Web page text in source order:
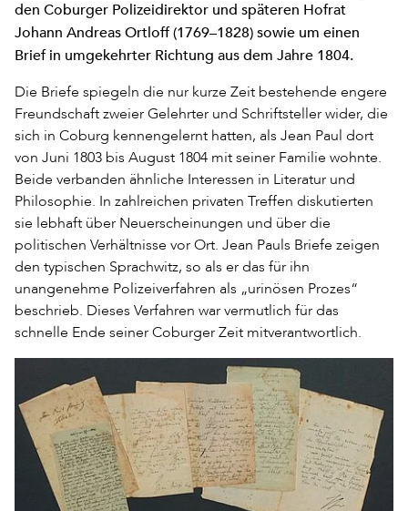
den Coburger Polizeidirektor und späteren Hofrat
Johann Andreas Ortloff (1769–1828) sowie um einen
Brief in umgekehrter Richtung aus dem Jahre 1804.
Die Briefe spiegeln die nur kurze Zeit bestehende engere
Freundschaft zweier Gelehrter und Schriftsteller wider, die
sich in Coburg kennengelernt hatten, als Jean Paul dort
von Juni 1803 bis August 1804 mit seiner Familie wohnte.
Beide verbanden ähnliche Interessen in Literatur und
Philosophie. In zahlreichen privaten Treffen diskutierten
sie lebhaft über Neuerscheinungen und über die
politischen Verhältnisse vor Ort. Jean Pauls Briefe zeigen
den typischen Sprachwitz, so als er das für ihn
unangenehme Polizeiverfahren als „urinösen Prozes“
beschrieb. Dieses Verfahren war vermutlich für das
schnelle Ende seiner Coburger Zeit mitverantwortlich.